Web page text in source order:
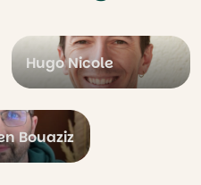
Hugo Nicole
Bouaziz